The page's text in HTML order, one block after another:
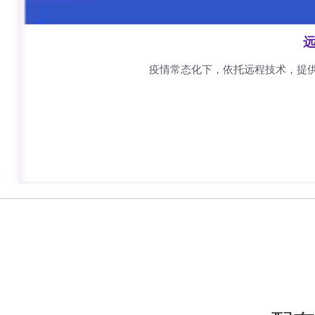
疫情常态化下，依托远程技术，提